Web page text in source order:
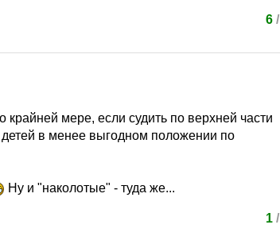
6/
крайней мере, если судить по верхней части
в менее выгодном положении по
Ну и "наколотые" - туда же...
1/